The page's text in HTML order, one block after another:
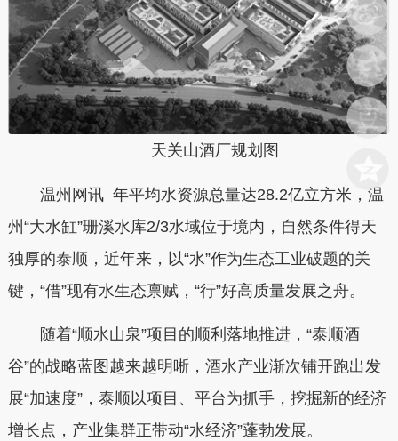
天关山酒厂规划图
温州网讯 年平均水资源总量达28.2亿立方米，温
州“大水缸”珊溪水库2/3水域位于境内，自然条件得天
独厚的泰顺，近年来，以“水”作为生态工业破题的关
键，“借”现有水生态禀赋，“行”好高质量发展之舟。
随着“顺水山泉”项目的顺利落地推进，“泰顺酒
谷”的战略蓝图越来越明晰，酒水产业渐次铺开跑出发
展“加速度”，泰顺以项目、平台为抓手，挖掘新的经济
增长点，产业集群正带动“水经济”蓬勃发展。